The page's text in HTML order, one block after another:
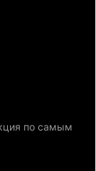
по самым